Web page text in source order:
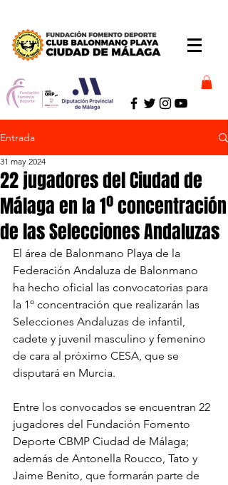
Entrada
22 jugadores del Ciudad de
Málaga en la 1º concentración
de las Selecciones Andaluzas
31 may 2024
El área de Balonmano Playa de la
Federación Andaluza de Balonmano
ha hecho oficial las convocatorias para
la 1º concentración que realizarán las
Selecciones Andaluzas de infantil,
cadete y juvenil masculino y femenino
de cara al próximo CESA, que se
disputará en Murcia.
Entre los convocados se encuentran 22
jugadores del Fundación Fomento
Deporte CBMP Ciudad de Málaga;
además de Antonella Roucco, Tato y
Jaime Benito, que formarán parte de